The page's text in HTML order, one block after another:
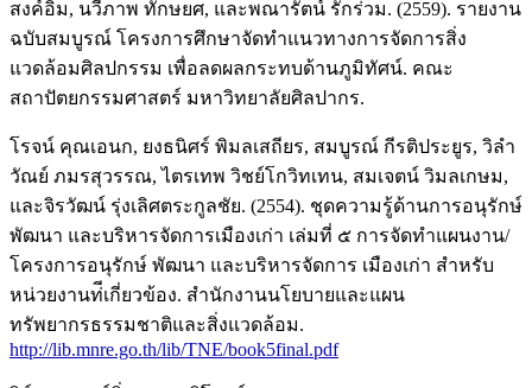
สงค์อิ่ม, นวีภาพ ทักษยศ, และพณารัตน์ รักร่วม. (2559). รายงาน
ฉบับสมบูรณ์ โครงการศึกษาจัดทําแนวทางการจัดการสิ่ง
แวดล้อมศิลปกรรม เพื่อลดผลกระทบด้านภูมิทัศน์. คณะ
สถาปัตยกรรมศาสตร์ มหาวิทยาลัยศิลปากร.
โรจน์ คุณเอนก, ยงธนิศร์ พิมลเสถียร, สมบูรณ์ กีรติประยูร, วิลํา
วัณย์ ภมรสุวรรณ, ไตรเทพ วิชย์โกวิทเทน, สมเจตน์ วิมลเกษม,
และจิรวัฒน์ รุ่งเลิศตระกูลชัย. (2554). ชุดความรู้ด้านการอนุรักษ์
พัฒนา และบริหารจัดการเมืองเก่า เล่มที่ ๕ การจัดทําแผนงาน/
โครงการอนุรักษ์ พัฒนา และบริหารจัดการ เมืองเก่า สําหรับ
หน่วยงานท่ีเกี่ยวข้อง. สํานักงานนโยบายและแผน
ทรัพยากรธรรมชาติและสิ่งแวดล้อม.
http://lib.mnre.go.th/lib/TNE/book5final.pdf